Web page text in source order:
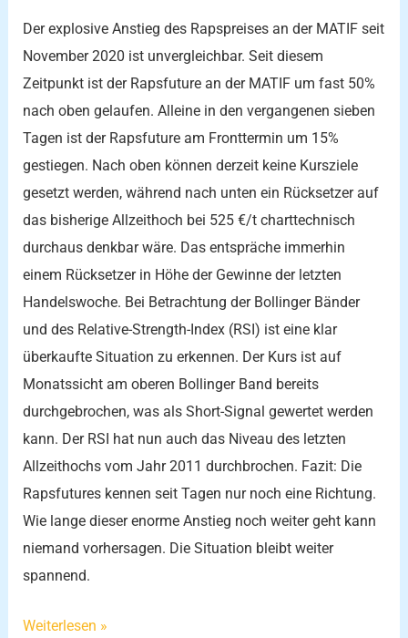
Der explosive Anstieg des Rapspreises an der MATIF seit
November 2020 ist unvergleichbar. Seit diesem
Zeitpunkt ist der Rapsfuture an der MATIF um fast 50%
nach oben gelaufen. Alleine in den vergangenen sieben
Tagen ist der Rapsfuture am Fronttermin um 15%
gestiegen. Nach oben können derzeit keine Kursziele
gesetzt werden, während nach unten ein Rücksetzer auf
das bisherige Allzeithoch bei 525 €/t charttechnisch
durchaus denkbar wäre. Das entspräche immerhin
einem Rücksetzer in Höhe der Gewinne der letzten
Handelswoche. Bei Betrachtung der Bollinger Bänder
und des Relative-Strength-Index (RSI) ist eine klar
überkaufte Situation zu erkennen. Der Kurs ist auf
Monatssicht am oberen Bollinger Band bereits
durchgebrochen, was als Short-Signal gewertet werden
kann. Der RSI hat nun auch das Niveau des letzten
Allzeithochs vom Jahr 2011 durchbrochen. Fazit: Die
Rapsfutures kennen seit Tagen nur noch eine Richtung.
Wie lange dieser enorme Anstieg noch weiter geht kann
niemand vorhersagen. Die Situation bleibt weiter
spannend.
Weiterlesen »